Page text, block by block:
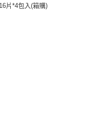
片*4包入(箱購)